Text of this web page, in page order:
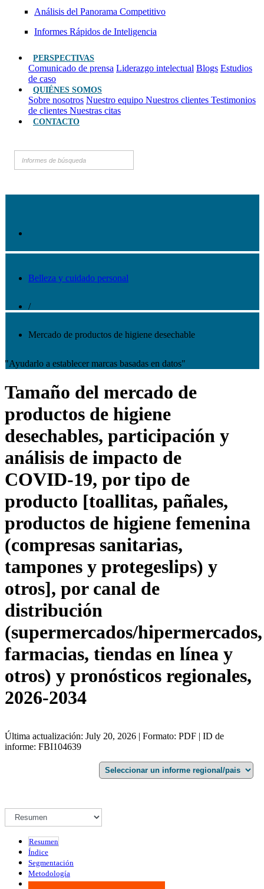
Análisis del Panorama Competitivo
Informes Rápidos de Inteligencia
PERSPECTIVAS
Comunicado de prensa Liderazgo intelectual Blogs Estudios
de caso
QUIÉNES SOMOS
Sobre nosotros Nuestro equipo Nuestros clientes Testimonios
de clientes Nuestras citas
CONTACTO
Belleza y cuidado personal
/
Mercado de productos de higiene desechable
"Ayudarlo a establecer marcas basadas en datos"
Tamaño del mercado de
productos de higiene
desechables, participación y
análisis de impacto de
COVID-19, por tipo de
producto [toallitas, pañales,
productos de higiene femenina
(compresas sanitarias,
tampones y protegeslips) y
otros], por canal de
distribución
(supermercados/hipermercados,
farmacias, tiendas en línea y
otros) y pronósticos regionales,
2026-2034
Última actualización: July 20, 2026 | Formato: PDF | ID de
informe: FBI104639
Resumen
Índice
Segmentación
Metodología
Infografías